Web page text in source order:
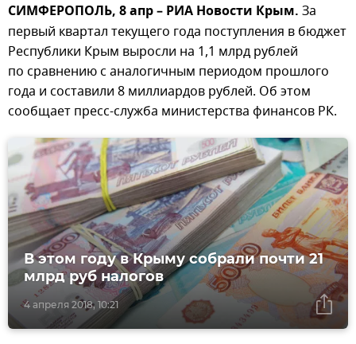
СИМФЕРОПОЛЬ, 8 апр – РИА Новости Крым. За
первый квартал текущего года поступления в бюджет
Республики Крым выросли на 1,1 млрд рублей
по сравнению с аналогичным периодом прошлого
года и составили 8 миллиардов рублей. Об этом
сообщает пресс-служба министерства финансов РК.
4 апреля 2018, 10:21
В этом году в Крыму собрали почти 21
млрд руб налогов